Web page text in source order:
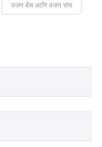
वजन बेंच आणि वजन संच